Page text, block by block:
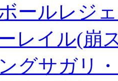
ールレジ
レイル(崩
グサガリ